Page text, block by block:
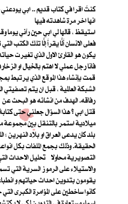
كنتُ اقرا في كتاب قديم .. ابي
انها اخر مرة شاهدته فيها
استيقظ ، قالها لي ابي حين رآني
فعلى الانسان أَلَّا يقرأَ إلَّا تلك الكتب
يكون هو القارئ الاول الذي تغيرت
فانا رجل عملي لا اهتم بالخيال او
قمت بإنشاء هذا الموقع الذي يرتبط
الشبكة العالمية ، قبل ان يتم
رفاقه. الهدف من انشائه هو البحث
ميلادية استمر بالتنقل بين مجموعة
بلد كان يدعى العراق او بلاد النهرين
الحقيقة. وذلك بجمع الملفات بكل
التصويرية محاولا تحليل الاحداث
والاستيلاء على الرموز السرية التي
يقومون بتدوين احداث حياتهم و
كانوا ساخطين على المؤامرة الكبرى